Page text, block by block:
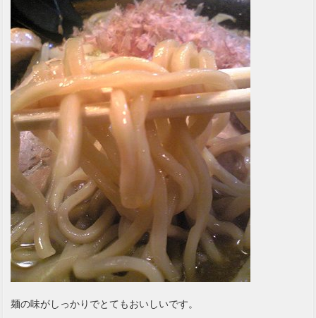
麺の味がしっかりでとてもおいしいです。